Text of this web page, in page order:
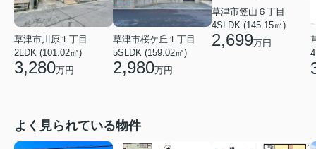
草津市川原１丁目
2LDK (101.02㎡)
3,280万円
草津市桜ケ丘１丁目
5SLDK (159.02㎡)
2,980万円
草津市笠山６丁目
4SLDK (145.15㎡)
2,699万円
よく見られている物件